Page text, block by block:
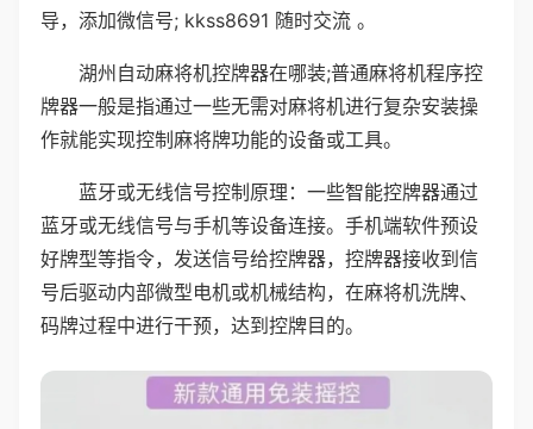
导，添加微信号; kkss8691 随时交流 。
湖州自动麻将机控牌器在哪装;普通麻将机程序控
牌器一般是指通过一些无需对麻将机进行复杂安装操
作就能实现控制麻将牌功能的设备或工具。
蓝牙或无线信号控制原理：一些智能控牌器通过
蓝牙或无线信号与手机等设备连接。手机端软件预设
好牌型等指令，发送信号给控牌器，控牌器接收到信
号后驱动内部微型电机或机械结构，在麻将机洗牌、
码牌过程中进行干预，达到控牌目的。